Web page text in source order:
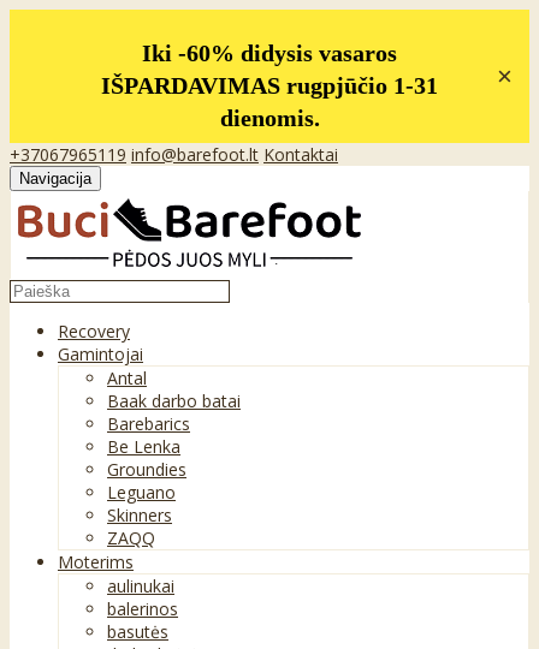
Iki -60% didysis vasaros
IŠPARDAVIMAS rugpjūčio 1-31
dienomis.
×
+37067965119 info@barefoot.lt Kontaktai
Navigacija
Recovery
Gamintojai
Antal
Baak darbo batai
Barebarics
Be Lenka
Groundies
Leguano
Skinners
ZAQQ
Moterims
aulinukai
balerinos
basutės